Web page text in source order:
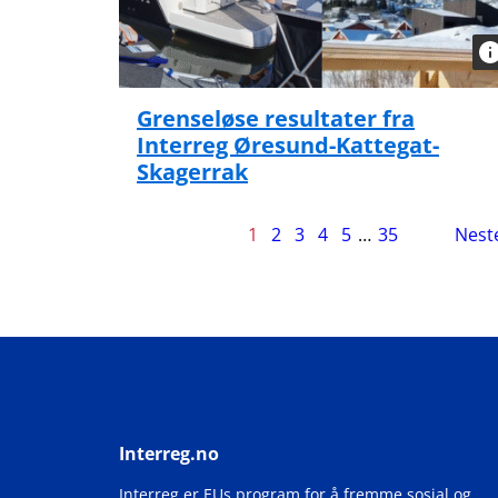
Grenseløse resultater fra
Interreg Øresund-Kattegat-
Skagerrak
Side
1 2 3 4 5 … 35
Interreg.no